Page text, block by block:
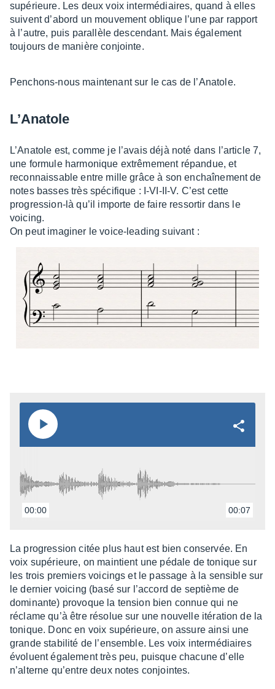
supé­rieure. Les deux voix inter­mé­diaires, quand à elles
suivent d’abord un mouve­ment oblique l’une par rapport
à l’autre, puis paral­lèle descen­dant. Mais égale­ment
toujours de manière conjointe.
Penchons-nous main­te­nant sur le cas de l’Ana­tole.
L’Ana­tole
L’Ana­tole est, comme je l’avais déjà noté dans l’ar­ticle 7,
une formule harmo­nique extrê­me­ment répan­due, et
recon­nais­sable entre mille grâce à son enchaî­ne­ment de
notes basses très spéci­fique : I-VI-II-V. C’est cette
progres­sion-là qu’il importe de faire ressor­tir dans le
voicing.
On peut imagi­ner le voice-leading suivant :
00:00 00:07
La progres­sion citée plus haut est bien conser­vée. En
voix supé­rieure, on main­tient une pédale de tonique sur
les trois premiers voicings et le passage à la sensible sur
le dernier voicing (basé sur l’ac­cord de septième de
domi­nante) provoque la tension bien connue qui ne
réclame qu’à être réso­lue sur une nouvelle itéra­tion de la
tonique. Donc en voix supé­rieure, on assure ainsi une
grande stabi­lité de l’en­semble. Les voix inter­mé­diaires
évoluent égale­ment très peu, puisque chacune d’elle
n’al­terne qu’entre deux notes conjointes.